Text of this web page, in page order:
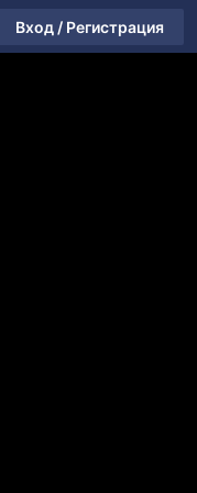
Вход / Регистрация